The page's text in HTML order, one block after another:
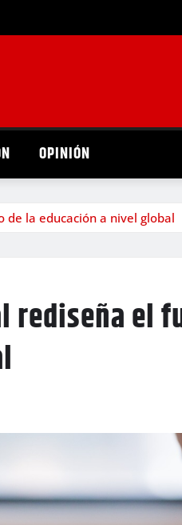
OPINIÓN
la educación a nivel global
el